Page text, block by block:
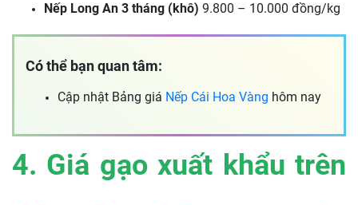
Nếp Long An 3 tháng (khô) 9.800 – 10.000 đồng/kg
Có thể bạn quan tâm:
Cập nhật Bảng giá Nếp Cái Hoa Vàng hôm nay
4. Giá gạo xuất khẩu trên